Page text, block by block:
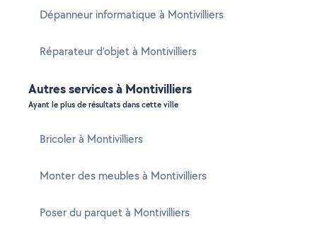
Dépanneur informatique à Montivilliers
Réparateur d'objet à Montivilliers
Autres services à Montivilliers
Ayant le plus de résultats dans cette ville
Bricoler à Montivilliers
Monter des meubles à Montivilliers
Poser du parquet à Montivilliers